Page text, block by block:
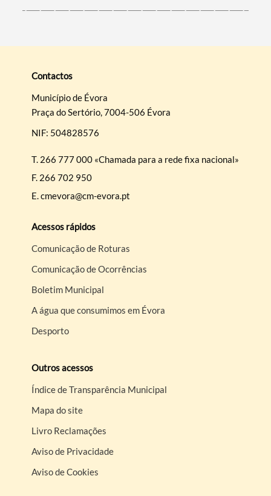
Contactos
Município de Évora
Praça do Sertório, 7004-506 Évora
NIF: 504828576
T. 266 777 000 «Chamada para a rede fixa nacional»
F. 266 702 950
E.cmevora@cm-evora.pt
Acessos rápidos
Comunicação de Roturas
Comunicação de Ocorrências
Boletim Municipal
A água que consumimos em Évora
Desporto
Outros acessos
Índice de Transparência Municipal
Mapa do site
Livro Reclamações
Aviso de Privacidade
Aviso de Cookies